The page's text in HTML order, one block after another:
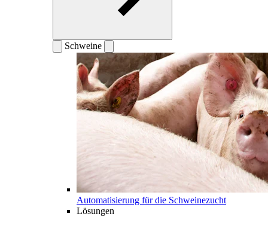
Schweine
Automatisierung für die Schweinezucht
Lösungen